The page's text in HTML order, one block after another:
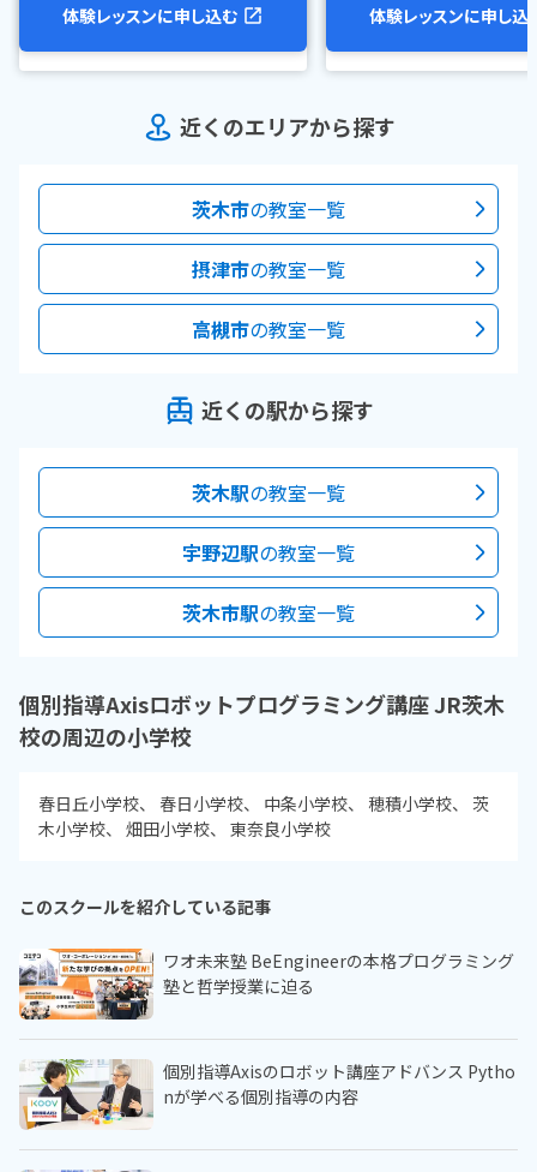
体験レッスンに申し込む 体験レッスンに申し込
近くのエリアから探す
茨木市の教室一覧
摂津市の教室一覧
高槻市の教室一覧
近くの駅から探す
茨木駅の教室一覧
宇野辺駅の教室一覧
茨木市駅の教室一覧
個別指導Axisロボットプログラミング講座 JR茨木
校の周辺の小学校
春日丘小学校 春日小学校 中条小学校 穂積小学校
茨
木小学校
畑田小学校 東奈良小学校
このスクールを紹介している記事
ワオ未来塾 BeEngineerの本格プログラミング
塾と哲学授業に迫る
個別指導Axisのロボット講座アドバンス Pytho
nが学べる個別指導の内容